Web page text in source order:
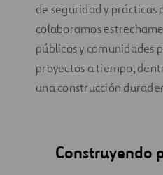
de seguridad y prácticas
colaboramos
públicos y comunidades
proyectos a tiempo,
una construcción
Construyendo